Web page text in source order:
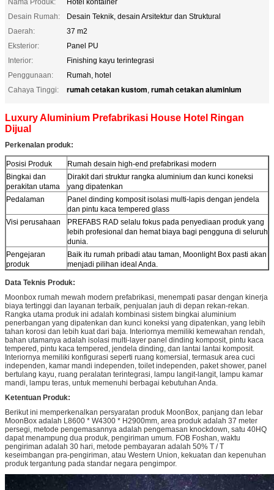
Nama Produk:
Hotel kontainer
Desain Rumah:
Desain Teknik, desain Arsitektur dan Struktural
Daerah:
37 m2
Eksterior:
Panel PU
Interior:
Finishing kayu terintegrasi
Penggunaan:
Rumah, hotel
Cahaya Tinggi:
rumah cetakan kustom, rumah cetakan aluminium
Luxury Aluminium Prefabrikasi House Hotel Ringan
Dijual
Perkenalan produk:
Posisi Produk
Rumah desain high-end prefabrikasi modern
Bingkai dan
perakitan utama
Dirakit dari struktur rangka aluminium dan kunci koneksi
yang dipatenkan
Pedalaman
Panel dinding komposit isolasi multi-lapis dengan jendela
dan pintu kaca tempered glass
Visi perusahaan
PREFABS RAD selalu fokus pada penyediaan produk yang
lebih profesional dan hemat biaya bagi pengguna di seluruh
dunia.
Pengejaran
produk
Baik itu rumah pribadi atau taman, Moonlight Box pasti akan
menjadi pilihan ideal Anda.
Data Teknis Produk:
Moonbox rumah mewah modern prefabrikasi, menempati pasar dengan kinerja
biaya tertinggi dan layanan terbaik, penjualan jauh di depan rekan-rekan.
Rangka utama produk ini adalah kombinasi sistem bingkai aluminium
penerbangan yang dipatenkan dan kunci koneksi yang dipatenkan, yang lebih
tahan korosi dan lebih kuat dari baja. Interiornya memiliki kemewahan rendah,
bahan utamanya adalah isolasi multi-layer panel dinding komposit, pintu kaca
tempered, pintu kaca tempered, jendela dinding, dan lantai lantai komposit.
Interiornya memiliki konfigurasi seperti ruang komersial, termasuk area cuci
independen, kamar mandi independen, toilet independen, paket shower, panel
bertulang kayu, ruang peralatan terintegrasi, lampu langit-langit, lampu kamar
mandi, lampu teras, untuk memenuhi berbagai kebutuhan Anda.
Ketentuan Produk:
Berikut ini memperkenalkan persyaratan produk MoonBox, panjang dan lebar
MoonBox adalah L8600 * W4300 * H2900mm, area produk adalah 37 meter
persegi, metode pengemasannya adalah pengemasan knockdown, satu 40HQ
dapat menampung dua produk, pengiriman umum. FOB Foshan, waktu
pengiriman adalah 30 hari, metode pembayaran adalah 50% T / T
keseimbangan pra-pengiriman, atau Western Union, kekuatan dan kepenuhan
produk tergantung pada standar negara pengimpor.